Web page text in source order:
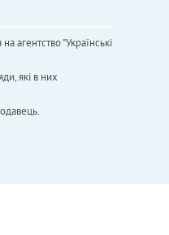
агентство "Українськi
які в них